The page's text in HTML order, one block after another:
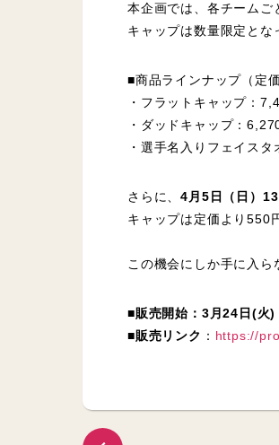
本企画では、各チームご
キャップは数量限定とな
■商品ラインナップ（定価
・フラットキャップ：
・ダッドキャップ：
・選手名入りフェイス
さらに、4月5日（日）
キャップは定価より550
この機会にしか手に入ら
■販売開始：3月24日(
■販売リンク ： https://